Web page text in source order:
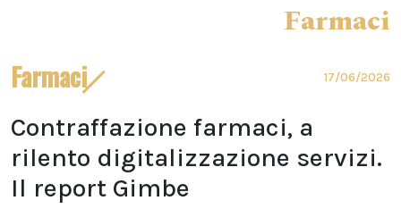
Farmaci
Farmaci 17/06/2026
Contraffazione farmaci, a
rilento digitalizzazione servizi.
Il report Gimbe